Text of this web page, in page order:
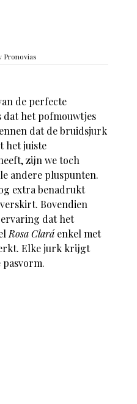
Pronovias
de perfecte
het pofmouwtjes
dat de bruidsjurk
het juiste
zijn we toch
andere pluspunten.
extra benadrukt
Bovendien
dat het
Rosa Claráenkel met
Elke jurk krijgt